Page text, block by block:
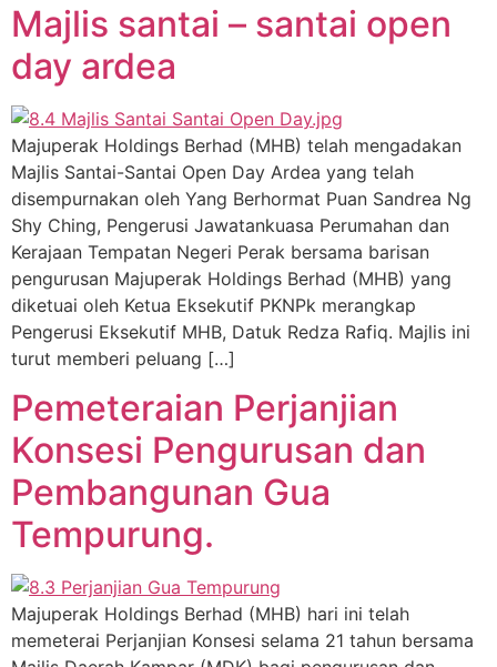
Majlis santai – santai open
day ardea
Majuperak Holdings Berhad (MHB) telah mengadakan
Majlis Santai-Santai Open Day Ardea yang telah
disempurnakan oleh Yang Berhormat Puan Sandrea Ng
Shy Ching, Pengerusi Jawatankuasa Perumahan dan
Kerajaan Tempatan Negeri Perak bersama barisan
pengurusan Majuperak Holdings Berhad (MHB) yang
diketuai oleh Ketua Eksekutif PKNPk merangkap
Pengerusi Eksekutif MHB, Datuk Redza Rafiq. Majlis ini
turut memberi peluang […]
Pemeteraian Perjanjian
Konsesi Pengurusan dan
Pembangunan Gua
Tempurung.
Majuperak Holdings Berhad (MHB) hari ini telah
memeterai Perjanjian Konsesi selama 21 tahun bersama